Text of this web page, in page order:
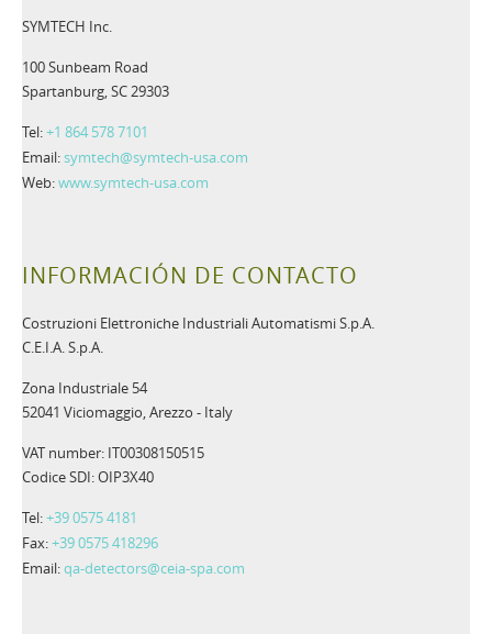
SYMTECH Inc.
100 Sunbeam Road
Spartanburg, SC 29303
Tel:+1 864 578 7101
Email:symtech@symtech-usa.com
Web:www.symtech-usa.com
INFORMACIÓN DE CONTACTO
Costruzioni Elettroniche Industriali Automatismi S.p.A.
C.E.I.A. S.p.A.
Zona Industriale 54
52041 Viciomaggio, Arezzo - Italy
VAT number: IT00308150515
Codice SDI: OIP3X40
Tel:+39 0575 4181
Fax:+39 0575 418296
Email:qa-detectors@ceia-spa.com